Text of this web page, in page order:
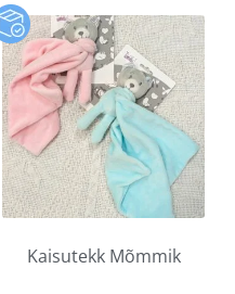
Kaisutekk Mõmmik